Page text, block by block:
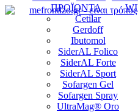
ΠΡΟΪΟΝΤΑ
Cetilar
Gerdoff
Ibutomol
SiderAL Folico
SiderAL Forte
SiderAL Sport
Sofargen Gel
Sofargen Spray
UltraMag® Oro